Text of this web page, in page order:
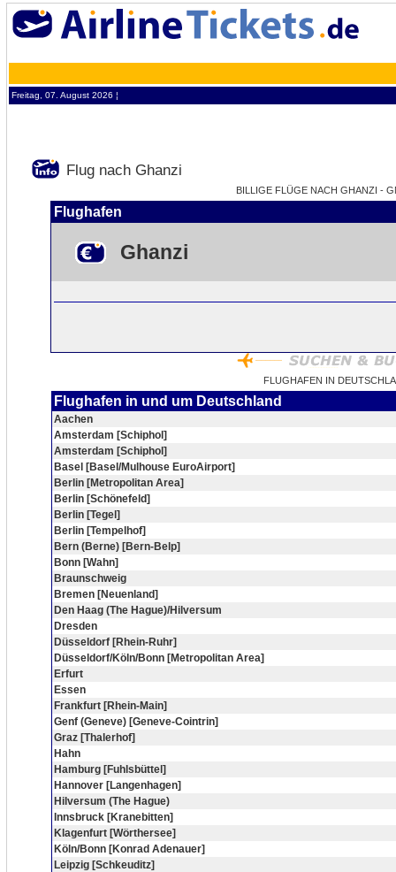
Freitag, 07. August 2026 ¦
Flug nach Ghanzi
BILLIGE FLÜGE NACH GHANZI -
Flughafen
Ghanzi
FLUGHAFEN IN
Flughafen in und um Deutschland
Aachen
Amsterdam [Schiphol]
Amsterdam [Schiphol]
Basel [Basel/Mulhouse EuroAirport]
Berlin [Metropolitan Area]
Berlin [Schönefeld]
Berlin [Tegel]
Berlin [Tempelhof]
Bern (Berne) [Bern-Belp]
Bonn [Wahn]
Braunschweig
Bremen [Neuenland]
Den Haag (The Hague)/Hilversum
Dresden
Düsseldorf [Rhein-Ruhr]
Düsseldorf/Köln/Bonn [Metropolitan Area]
Erfurt
Essen
Frankfurt [Rhein-Main]
Genf (Geneve) [Geneve-Cointrin]
Graz [Thalerhof]
Hahn
Hamburg [Fuhlsbüttel]
Hannover [Langenhagen]
Hilversum (The Hague)
Innsbruck [Kranebitten]
Klagenfurt [Wörthersee]
Köln/Bonn [Konrad Adenauer]
Leipzig [Schkeuditz]